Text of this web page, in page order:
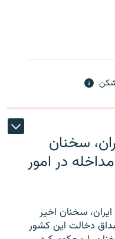
سخنان
در امور
سخنان اخیر
دخالت این کشور